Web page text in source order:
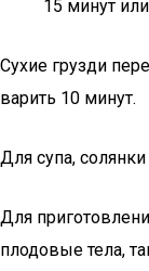
15 минут
Сухие грузди
варить 10 минут.
Для супа,
Для
плодовые тела,